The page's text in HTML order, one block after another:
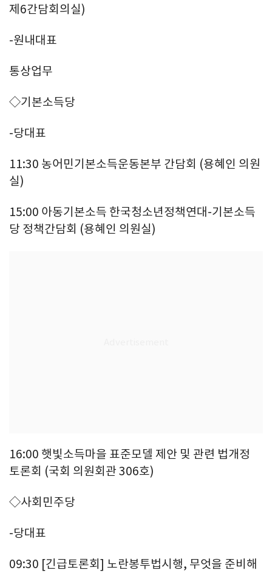
제6간담회의실)
-원내대표
통상업무
◇기본소득당
-당대표
11:30 농어민기본소득운동본부 간담회 (용혜인 의원
실)
15:00 아동기본소득 한국청소년정책연대-기본소득
당 정책간담회 (용혜인 의원실)
16:00 햇빛소득마을 표준모델 제안 및 관련 법개정
토론회 (국회 의원회관 306호)
◇사회민주당
-당대표
09:30 [긴급토론회] 노란봉투법시행, 무엇을 준비해